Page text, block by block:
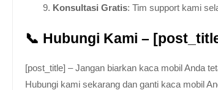
Konsultasi Gratis: Tim support kami
📞 Hubungi Kami –
[post_title] – Jangan biarkan kaca mobil Anda
Hubungi kami sekarang dan ganti kaca mobil